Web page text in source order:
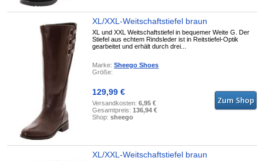
XL/XXL-Weitschaftstiefel braun
XL und XXL Weitschaftstiefel in bequemer Weite G. Der
Stiefel aus echtem Rindsleder ist in Reitstiefel-Optik
gearbeitet und erhält durch drei...
Marke:Sheego Shoes
Größe:
129,99 €
Versandkosten:6,95 €
Gesamtpreis:136,94 €
Shop:sheego
XL/XXL-Weitschaftstiefel braun